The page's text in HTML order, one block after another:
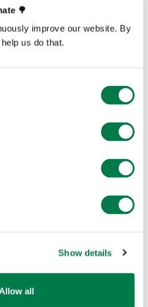
🌳
improve our website. By
us do that.
Show details
all
werden: „Was wollen wir an
übernimmt welche
wir unsere Ziele erreicht
in Schulgruppen wurden,
des Akademie-Vortrags, in
Familie und Freunden